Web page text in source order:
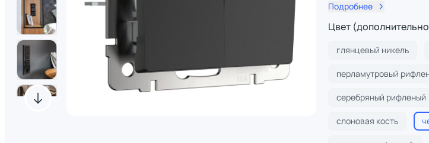
Подробнее
Цвет
глянцевый никель
перламутровый
серебряный рифленый
слоновая кость